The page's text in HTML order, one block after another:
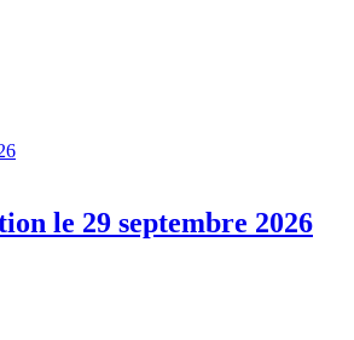
le 29 septembre 2026